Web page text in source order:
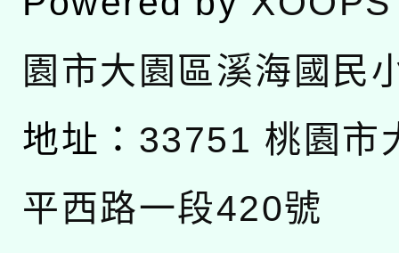
園市大園區溪海國民
地址： 33751 桃園市
平西路一段420號